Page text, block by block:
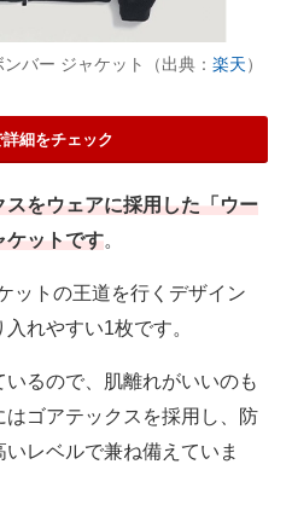
バー ジャケット（出典： 楽天）
細をチェック
をウェアに採用した「ウー
ケットです。
ットの王道を行くデザイン
れやすい1枚です。
るので、肌離れがいいのも
はゴアテックスを採用し、防
レベルで兼ね備えていま